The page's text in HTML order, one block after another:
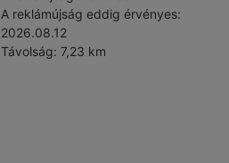
A reklámújság eddig érvényes:
2026.08.12
Távolság: 7,23 km